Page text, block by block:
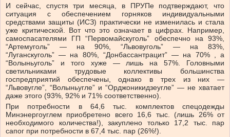
И сейчас, спустя три месяца, в ПРУПе подтверждают, что
ситуация с обеспечением горняков индивидуальными
средствами защиты (ИСЗ) практически не изменилась и стала
уже критической. Вот что это означает в цифрах. Например,
самоспасателями ГП “Первомайскуголь” обеспечно на 93%,
“Артемуголь” — на 90%, “Львовуголь” — на 83%,
“Луганскуголь” — на 80%, “Донбассантрацит” — на 70% , а
“Волыньуголь” и того хуже — лишь на 57%. Головными
светильниками трудовые коллективы большинства
госпредприятий обеспечены, однако в трех из них —
“Львовугле”, “Волыньугле” и “Орджоникидзеугле” — не хватает
даже этого (93%, 92% и 71% соответственно).
При потребности в 64,6 тыс. комплектов спецодежды
Минэнергоуглем приобретено всего 16,6 тыс. (лишь 26% от
необходимого количества!), закуплено только 17,2 тыс. пар
сапог при потребности в 67,4 тыс. пар (26%!).